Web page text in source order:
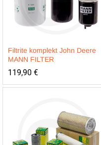
Filtrite komplekt John Deere
MANN FILTER
119,90 €